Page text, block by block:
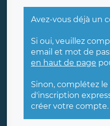
Avez-vous déjà un
Si oui, veuillez
email et mot de
en haut de page
Sinon, complétez
d'inscription
créer votre compte.